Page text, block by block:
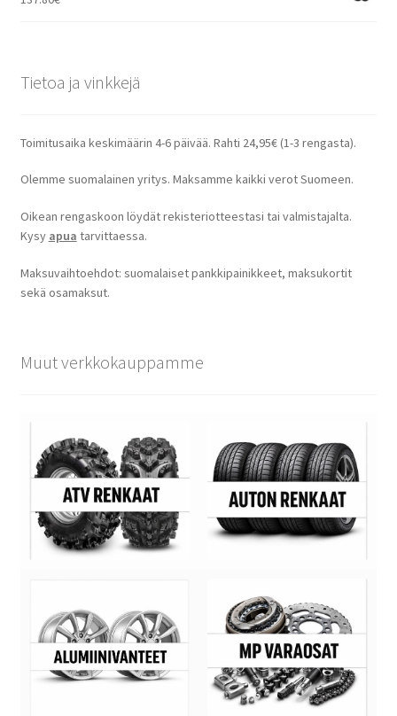
Tietoa ja vinkkejä
Toimitusaika keskimäärin 4-6 päivää. Rahti 24,95€ (1-3 rengasta).
Olemme suomalainen yritys. Maksamme kaikki verot Suomeen.
Oikean rengaskoon löydät rekisteriotteestasi tai valmistajalta.
Kysy apua tarvittaessa.
Maksuvaihtoehdot: suomalaiset pankkipainikkeet, maksukortit
sekä osamaksut.
Muut verkkokauppamme